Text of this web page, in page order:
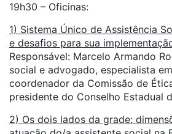
19h30 – Oficinas:
1) Sistema Único de Assistência
e desafios para sua
Responsável: Marcelo Armando
social e advogado, especialista
coordenador da Comissão de
presidente do Conselho Estadual
2) Os dois lados da grade: